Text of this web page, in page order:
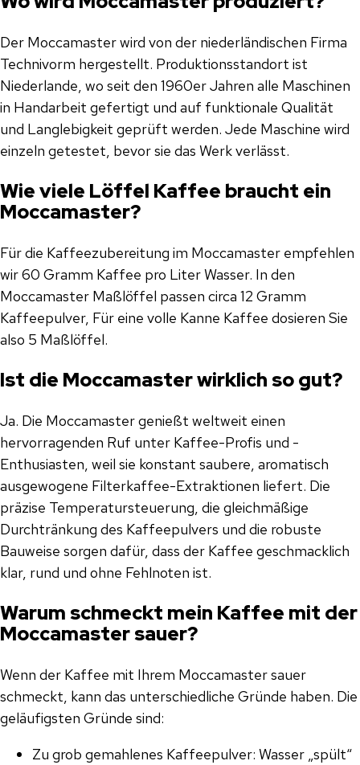
Der Moccamaster wird von der niederländischen Firma
Technivorm hergestellt. Produktionsstandort ist
Niederlande, wo seit den 1960er Jahren alle Maschinen
in Handarbeit gefertigt und auf funktionale Qualität
und Langlebigkeit geprüft werden. Jede Maschine wird
einzeln getestet, bevor sie das Werk verlässt.
Wie viele Löffel Kaffee braucht ein
Moccamaster?
Für die Kaffeezubereitung im Moccamaster empfehlen
wir 60 Gramm Kaffee pro Liter Wasser. In den
Moccamaster Maßlöffel passen circa 12 Gramm
Kaffeepulver, Für eine volle Kanne Kaffee dosieren Sie
also 5 Maßlöffel.
Ist die Moccamaster wirklich so gut?
Ja. Die Moccamaster genießt weltweit einen
hervorragenden Ruf unter Kaffee-Profis und -
Enthusiasten, weil sie konstant saubere, aromatisch
ausgewogene Filterkaffee-Extraktionen liefert. Die
präzise Temperatursteuerung, die gleichmäßige
Durchtränkung des Kaffeepulvers und die robuste
Bauweise sorgen dafür, dass der Kaffee geschmacklich
klar, rund und ohne Fehlnoten ist.
Warum schmeckt mein Kaffee mit der
Moccamaster sauer?
Wenn der Kaffee mit Ihrem Moccamaster sauer
schmeckt, kann das unterschiedliche Gründe haben. Die
geläufigsten Gründe sind:
Zu grob gemahlenes Kaffeepulver: Wasser „spült“